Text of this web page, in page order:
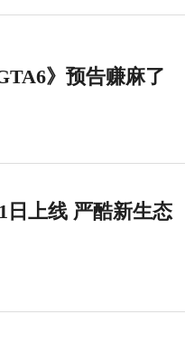
》预告赚麻了
日上线 严酷新生态